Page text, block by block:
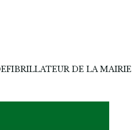
DE LA MAIRIE